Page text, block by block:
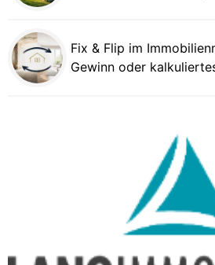
Fix & Flip im
Gewinn oder